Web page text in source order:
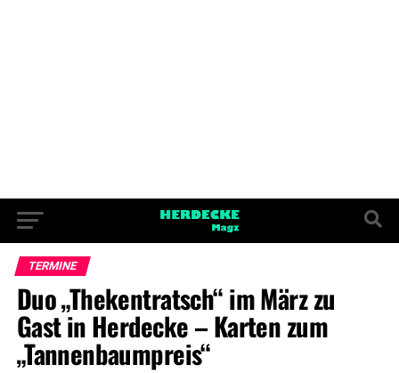
TERMINE
Duo „Thekentratsch“ im März zu
Gast in Herdecke – Karten zum
„Tannenbaumpreis“